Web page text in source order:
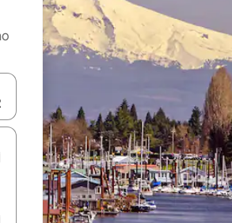
las teclas de flecha hacia arriba y hacia